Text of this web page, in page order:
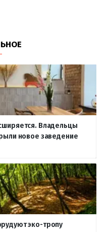
Владельцы
новое заведение
эко-тропу